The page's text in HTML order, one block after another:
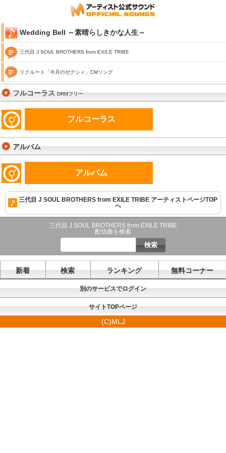
Wedding Bell ～素晴らしきかな人生～
三代目 J SOUL BROTHERS from EXILE TRIBE
リクルート「今月のゼクシィ」CMソング
フルコーラスDRMフリー
フルコーラス
アルバム
アルバム
三代目 J SOUL BROTHERS from EXILE TRIBE アーティストページTOP
へ
三代目 J SOUL BROTHERS from EXILE TRIBE
配信曲を検索
新着 検索 ランキング 無料コーナー
別のサービスでログイン
サイトTOPページ
(C)MLJ